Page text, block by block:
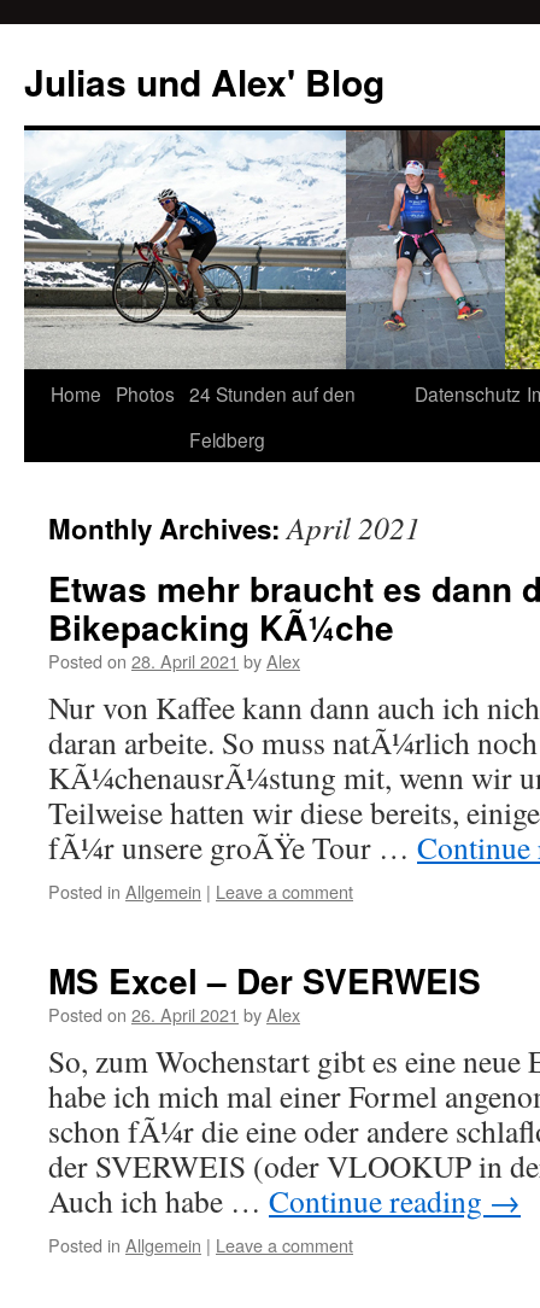
Julias und Alex' Blog
Skip
Home Photos 24 Stunden auf den
Feldberg
Datenschutz
Monthly Archives:April 2021
Etwas mehr braucht es dann
Bikepacking KÃ¼che
Posted on 28. April 2021 byAlex
Nur von Kaffee kann dann auch ich
daran arbeite. So muss natÃ¼rlich
KÃ¼chenausrÃ¼stung mit, wenn wir
Teilweise hatten wir diese bereits,
fÃ¼r unsere groÃŸe Tour …
Posted in Allgemein | Leave a comment
MS Excel – Der SVERWEIS
Posted on 26. April 2021 byAlex
So, zum Wochenstart gibt es eine
habe ich mich mal einer Formel
schon fÃ¼r die eine oder andere
der SVERWEIS (oder VLOOKUP in
Auch ich habe … Continue reading →
Posted in Allgemein | Leave a comment